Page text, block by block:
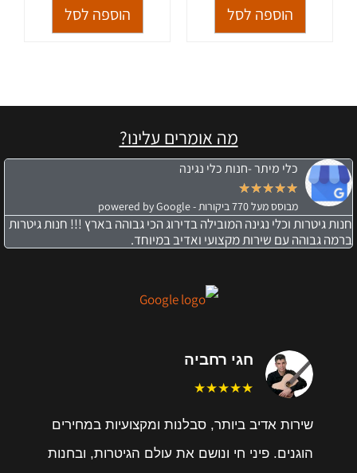
הוספה לסל הוספה לסל
מה אומרים עלינו?
כלי מיתר -חנות כלי נגינה
★
★
★
★
★
מבוסס מעל 770 ביקורות - powered by Google
חנות גיטרות וכלי נגינה המובילה בדירוג הכי גבוהה בארץ !!! חנות גיטרות
ברמה גבוהה עם שירות מקצועי ואדיב במיוחד.
חגי רחביה
★★★★★
שירות אדיב ביותר, סבלנות ומקצועיות במחירים
הוגנים. פיני חי ונושם את עולם הגיטרות, ובחנות